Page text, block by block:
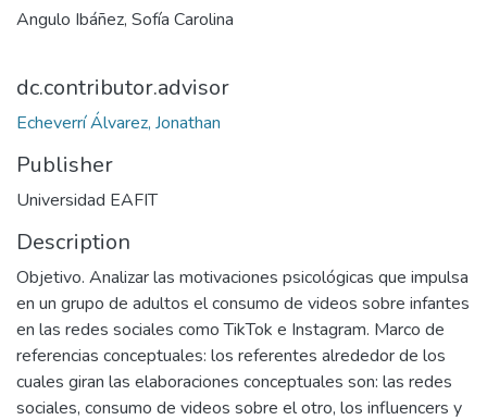
Angulo Ibáñez, Sofía Carolina
dc.contributor.advisor
Echeverrí Álvarez, Jonathan
Publisher
Universidad EAFIT
Description
Objetivo. Analizar las motivaciones psicológicas que impulsa
en un grupo de adultos el consumo de videos sobre infantes
en las redes sociales como TikTok e Instagram. Marco de
referencias conceptuales: los referentes alrededor de los
cuales giran las elaboraciones conceptuales son: las redes
sociales, consumo de videos sobre el otro, los influencers y